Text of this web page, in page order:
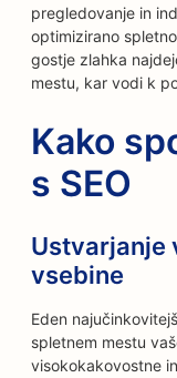
pregledovanje in
optimizirano
gostje zlahka
mestu, kar vodi k
Kako
s SEO
Ustvarjanje
vsebine
Eden
spletnem mestu
visokokakovostne